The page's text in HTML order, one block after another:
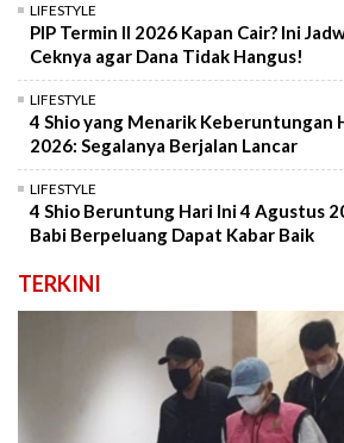
LIFESTYLE
PIP Termin II 2026 Kapan Cair? Ini
Ceknya agar Dana Tidak Hangus!
LIFESTYLE
4 Shio yang Menarik Keberuntungan
2026: Segalanya Berjalan Lancar
LIFESTYLE
4 Shio Beruntung Hari Ini 4 Agustus
Babi Berpeluang Dapat Kabar Baik
TERKINI